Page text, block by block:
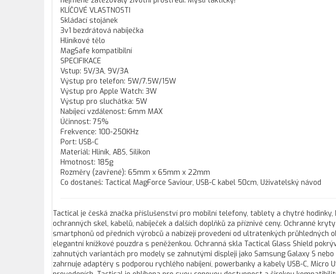
KLÍČOVÉ VLASTNOSTI
Skládací stojánek
3v1 bezdrátová nabíječka
Hliníkové tělo
MagSafe kompatibilní
SPECIFIKACE
Vstup: 5V/3A, 9V/3A
Výstup pro telefon: 5W/7.5W/15W
Výstup pro Apple Watch: 3W
Výstup pro sluchátka: 5W
Nabíjecí vzdálenost: 6mm MAX
Účinnost: 75%
Frekvence: 100-250KHz
Port: USB-C
Materiál: Hliník, ABS, Silikon
Hmotnost: 185g
Rozměry (zavřené): 65mm x 65mm x 22mm
Co dostaneš: Tactical MagForce Saviour, USB-C kabel 50cm, Uživatelský návod
Tactical je česká značka příslušenství pro mobilní telefony, tablety a chytré
ochranných skel, kabelů, nabíječek a dalších doplňků za příznivé ceny. Ochranné
smartphonů od předních výrobců a nabízejí provedení od ultratenkých průhledných
elegantní knížkové pouzdra s peněženkou. Ochranná skla Tactical Glass Shield
zahnutých variantách pro modely se zahnutými displeji jako Samsung Galaxy S
zahrnuje adaptéry s podporou rychlého nabíjení, powerbanky a kabely USB-C, Micro